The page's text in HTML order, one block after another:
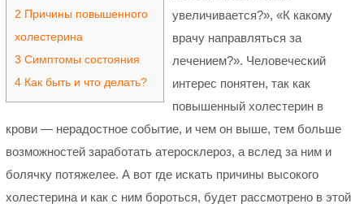
2 Причины повышенного
холестерина
3 Симптомы состояния
4 Как быть и что делать?
увеличивается?», «К какому
врачу направляться за
лечением?». Человеческий
интерес понятен, так как
повышенный холестерин в
крови — нерадостное событие, и чем он выше, тем больше
возможностей заработать атеросклероз, а вслед за ним и
болячку потяжелее. А вот где искать причины высокого
холестерина и как с ним бороться, будет рассмотрено в этой